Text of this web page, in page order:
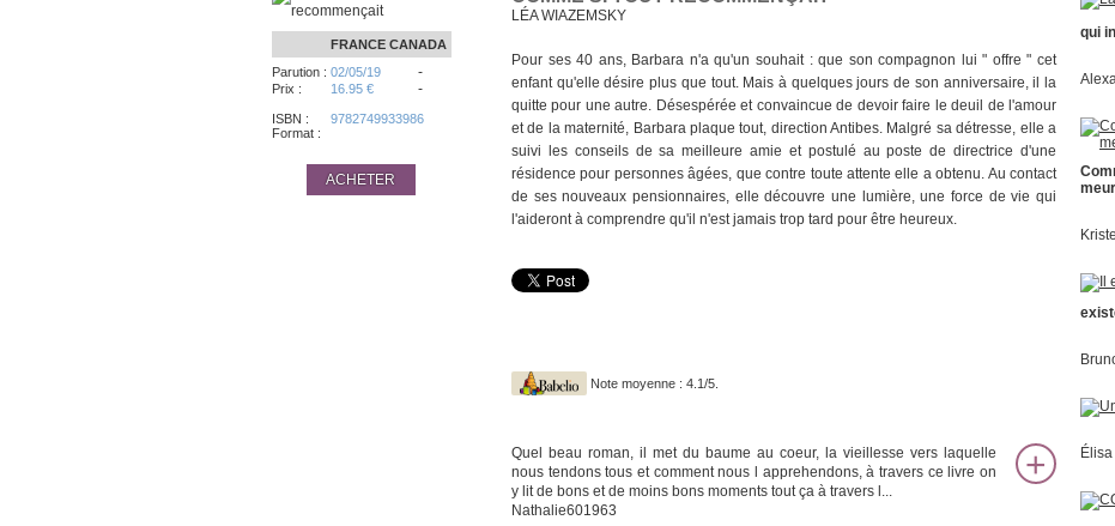
FRANCE CANADA
Parution : 02/05/19 -
Prix : 16.95 € -
ISBN :
9782749933986
Format :
ACHETER
LÉA WIAZEMSKY
Pour ses 40 ans, Barbara n'a qu'un souhait : que son compagnon lui " offre " cet
enfant qu'elle désire plus que tout. Mais à quelques jours de son anniversaire, il la
quitte pour une autre. Désespérée et convaincue de devoir faire le deuil de l'amour
et de la maternité, Barbara plaque tout, direction Antibes. Malgré sa détresse, elle a
suivi les conseils de sa meilleure amie et postulé au poste de directrice d'une
résidence pour personnes âgées, que contre toute attente elle a obtenu. Au contact
de ses nouveaux pensionnaires, elle découvre une lumière, une force de vie qui
l'aideront à comprendre qu'il n'est jamais trop tard pour être heureux.
Note moyenne : 4.1/5.
Quel beau roman, il met du baume au coeur, la vieillesse vers laquelle
nous tendons tous et comment nous l apprehendons, à travers ce livre on
y lit de bons et de moins bons moments tout ça à travers l...
Nathalie601963
qui